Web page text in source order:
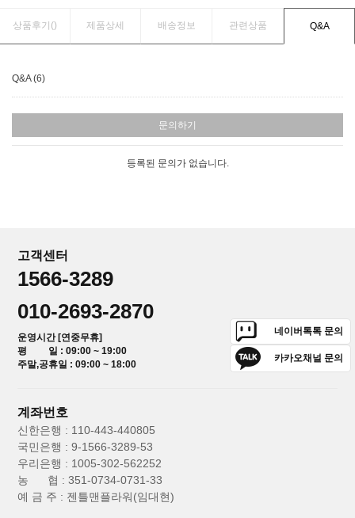
상품후기() 제품상세 배송정보 관련상품 Q&A
Q&A (6)
문의하기
등록된 문의가 없습니다.
고객센터
1566-3289
010-2693-2870
운영시간 [연중무휴]
평 일 : 09:00 ~ 19:00
주말,공휴일 : 09:00 ~ 18:00
네이버톡톡 문의
카카오채널 문의
계좌번호
신한은행 : 110-443-440805
국민은행 : 9-1566-3289-53
우리은행 : 1005-302-562252
농 협 : 351-0734-0731-33
예 금 주 : 젠틀맨플라워(임대현)